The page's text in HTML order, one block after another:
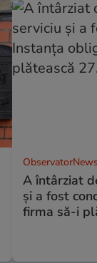
A întârziat
și a fost
firma să-i